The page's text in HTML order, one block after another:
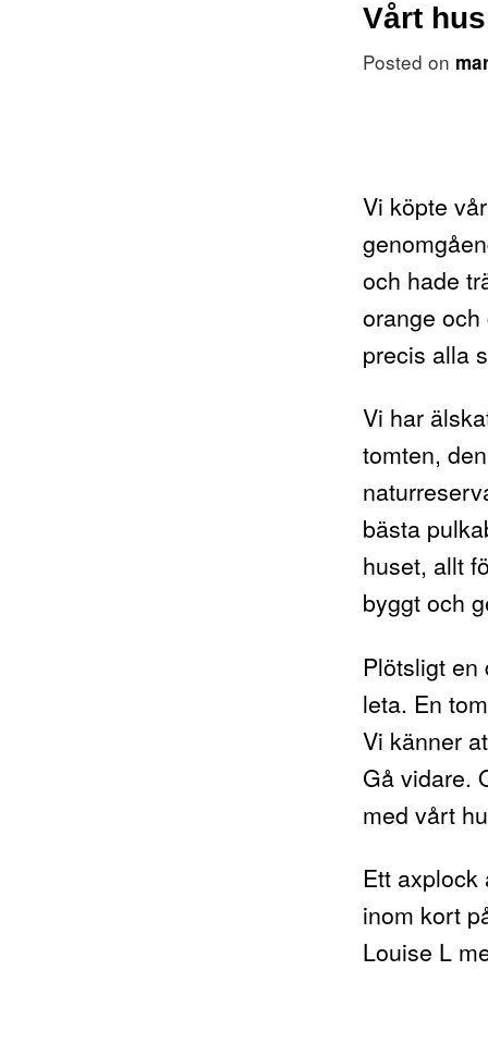
Vårt
Posted on
Vi köpte
och hade
orange
precis alla
Vi har
tomten,
bästa
huset, allt
byggt och
Plötsligt
leta. En
Vi känner
Gå vidare.
med vårt
Ett
inom kort
Louise L